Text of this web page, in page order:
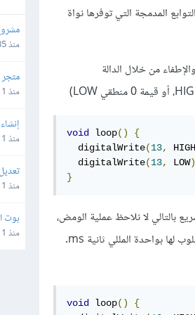
المدمجة التي توفرها نواة
من خلال الدالة
void loop()
{
  digitalWrite
(13, HIGH
  digitalWrite
(13, LOW
}
بالتالي لا نلاحظ عملية الومض،
التي تضيف فترة انتظار أو تأخير زمني في موضع كتابتها في الكود ويمرر الزمن المطلوب لها بواحدة المللي ثانية ms.
void loop()
{
منذ 35 دقيقة
منذ 1 ساعة
منذ 1 ساعة
منذ 1 ساعة
بوت
منذ 1 ساعة